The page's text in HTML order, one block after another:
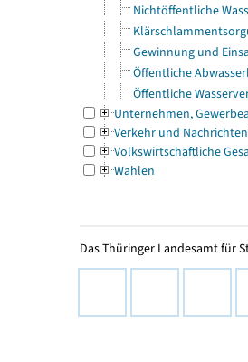
Nichtöffentliche
Gewinnung und
Öffentliche
Öffentliche
Unternehmen,
Verkehr und
Volkswirtschaftliche
Wahlen
Das Thüringer Landesamt für